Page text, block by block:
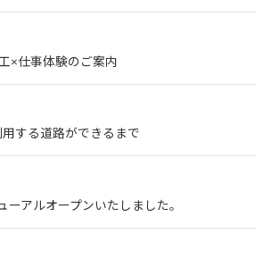
×仕事体験のご案内
する道路ができるまで
ーアルオープンいたしました。